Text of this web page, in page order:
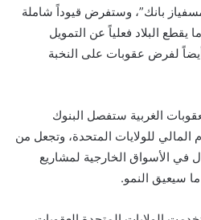
بانك”، وستفرض قيوداً شاملة
يقطع البلاد فعلياً عن التمويل
لفرض عقوبات على النخبة
الغربية ستفصل البنوك
المالي للولايات المتحدة، وتجعل من
في الأسواق الخارجية لمشاريع
ما سيعيق النمو.